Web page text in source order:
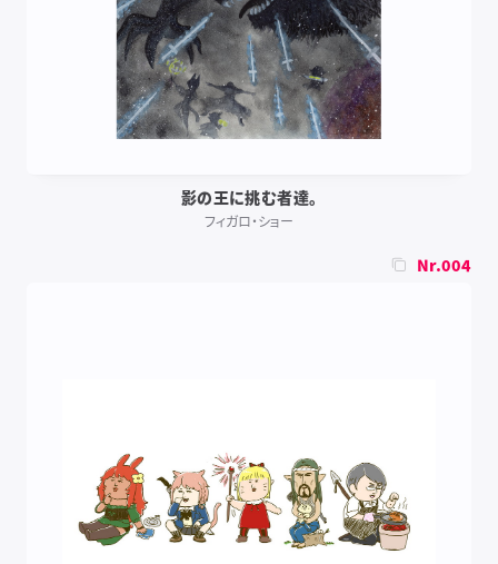
影の王に挑む者達。
フィガロ・ショー
Nr.004